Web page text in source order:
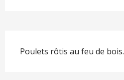
Poulets rôtis au feu de bois.